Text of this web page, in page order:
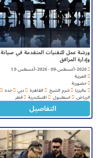
ورشة عمل للتقنيات المتقدمة في صيانة
وإدارة المرافق
2026-أغسطس-09 - 2026-أغسطس-13
العربية
حضورية
ماليزيا شرم الشيخ القاهرة دبي جده
الرياض اسطنبول الاسكندرية قطر
التفاصيل